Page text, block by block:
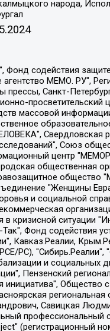
народа,
Алексей Викторович, Пискунов Сергей Евгеньевич, Смирнов Сергей Сергеевич, Тихонов Михаил Сергеевич, Общество с ограниченной ответственностью "ЖУРНАЛИСТ-ИНОСТРАННЫЙ АГЕНТ", Арапова Галина Юрьевна, Вольтская Татьяна Анатольевна, Американская компания "Mason G.E.S. Anonymous Foundation" (США), являющаяся владельцем интернет-издания https://mnews.world/, Компания "Stichting Bellingcat", зарегистрированная в Нидерландах (дата регистрации 11.07.2018), Захаров Андрей Вячеславович, Клепиковская Екатерина Дмитриевна, Общество с ограниченной ответственностью "МЕМО", Перл Роман Александрович, Симонов Евгений Алексеевич, Соловьева Елена Анатольевна, Сотников Даниил Владимирович, Сурначева Елизавета Дмитриевна, Автономная некоммерческая организация по защите прав человека и информированию населения "Якутия – Наше Мнение", Общество с ограниченной ответственностью "Москоу диджитал медиа", с 26.01.2023 Общество с ограниченной ответственностью "Чайка Белые сады", Ветошкина Валерия Валерьевна, Заговора Максим Александрович, Межрегиональное общественное движение "Российская ЛГБТ - сеть", Оленичев Максим Владимирович, Павлов Иван Юрьевич, Скворцова Елена Сергеевна, Общество с ограниченной ответственностью "Как бы инагент", Кочетков Игорь Викторович, Общество с ограниченной ответственностью "Честные выборы", Еланчик Олег Александрович, Общество с